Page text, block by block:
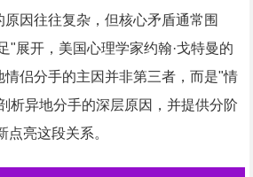
原因往往复杂，但核心矛盾通常围
"展开，美国心理学家约翰·戈特曼的
侣分手的主因并非第三者，而是"情
析异地分手的深层原因，并提供分阶
亮这段关系。